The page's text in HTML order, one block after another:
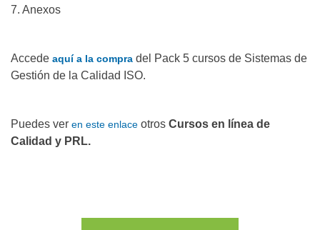
7. Anexos
Accede aquí a la compra del Pack 5 cursos de Sistemas de
Gestión de la Calidad ISO.
Puedes ver en este enlace otros Cursos en línea de
Calidad y PRL.